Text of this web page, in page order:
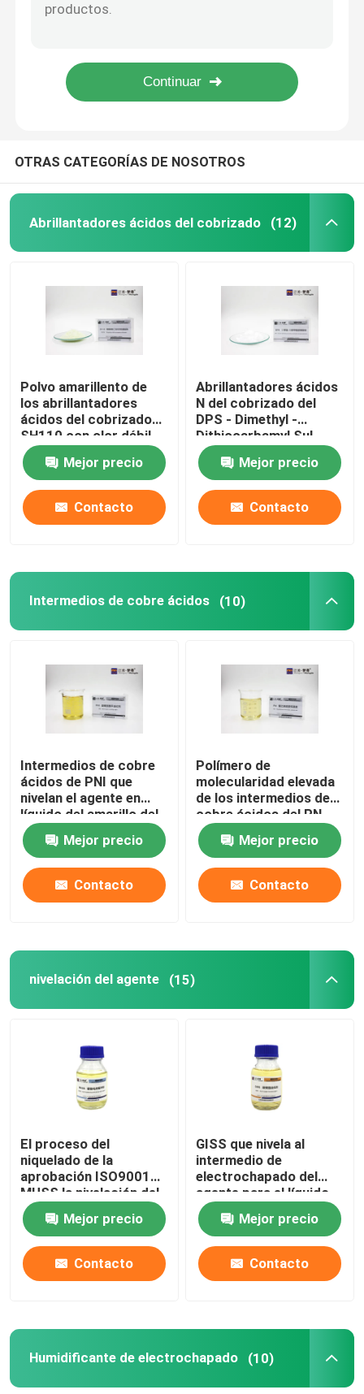
Intermedios brillantes del níquel
Suavizador de los baños del níquel
Purificador del baño del níquel
Proceso del cobrizado
Proceso del estañado
Sustancias químicas de electrochapado
OTRAS CATEGORÍAS DE NOSOTROS
Abrillantadores ácidos del cobrizado (12)
Polvo amarillento de
los abrillantadores
ácidos del cobrizado
SH110 con olor débil
Mejor precio
Contacto
Abrillantadores ácidos
N del cobrizado del
DPS - Dimethyl -
Dithiocarbamyl Sul
Propyl
Mejor precio
Contacto
Intermedios de cobre ácidos (10)
Intermedios de cobre
ácidos de PNI que
nivelan el agente en
líquido del amarillo del
área del LCD
Mejor precio
Contacto
Polímero de
molecularidad elevada
de los intermedios de
cobre ácidos del PN
para el abrillantador de
cobre ácidoMejor precio
Contacto
nivelación del agente (15)
El proceso del
niquelado de la
aprobación ISO9001
MUSS la nivelación del
agente y del
abrillantadorMejor precio
Contacto
GISS que nivela al
intermedio de
electrochapado del
agente para el líquido
amarillo de cobre ácido
Mejor precio
Contacto
Humidificante de electrochapado (10)